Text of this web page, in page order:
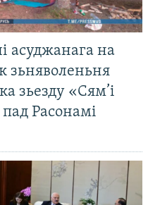
асуджанага на
зьняволеньня
зьезду «Сям’і
пад Расонамі